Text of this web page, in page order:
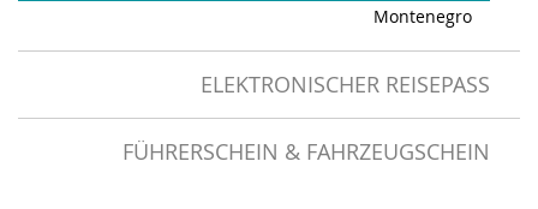
Montenegro
ELEKTRONISCHER REISEPASS
FÜHRERSCHEIN & FAHRZEUGSCHEIN